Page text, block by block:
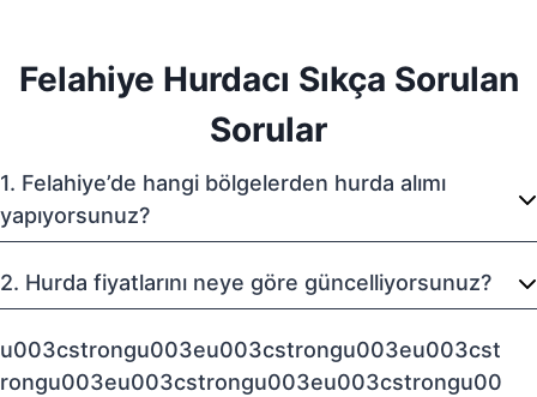
Felahiye Hurdacı Sıkça Sorulan
Sorular
1. Felahiye’de hangi bölgelerden hurda alımı
yapıyorsunuz?
2. Hurda fiyatlarını neye göre güncelliyorsunuz?
u003cstrongu003eu003cstrongu003eu003cst
rongu003eu003cstrongu003eu003cstrongu00